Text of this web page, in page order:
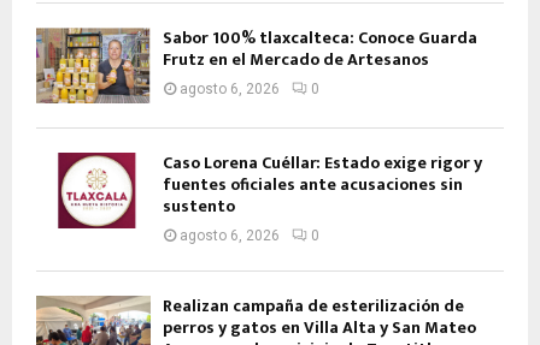
Sabor 100% tlaxcalteca: Conoce Guarda
Frutz en el Mercado de Artesanos
agosto 6, 2026 0
Caso Lorena Cuéllar: Estado exige rigor y
fuentes oficiales ante acusaciones sin
sustento
agosto 6, 2026 0
Realizan campaña de esterilización de
perros y gatos en Villa Alta y San Mateo